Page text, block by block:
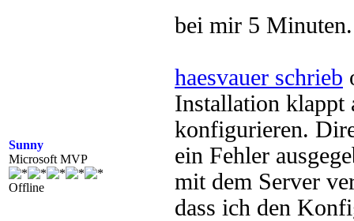
Sunny
Microsoft MVP
Offline
bei mir 5
haesvauer schrieb
Installation klappt
konfigurieren.
ein Fehler
mit dem Server
dass ich den